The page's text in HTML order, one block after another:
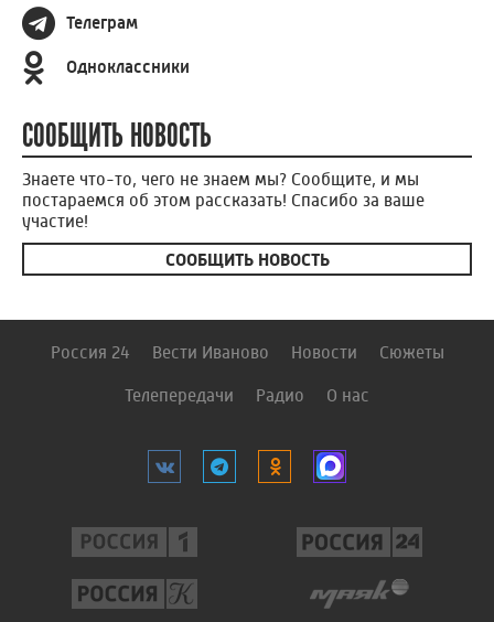
Телеграм
Одноклассники
СООБЩИТЬ НОВОСТЬ
Знаете что-то, чего не знаем мы? Сообщите, и мы
постараемся об этом рассказать! Спасибо за ваше
участие!
СООБЩИТЬ НОВОСТЬ
Россия 24 Вести Иваново Новости Сюжеты
Телепередачи Радио О нас